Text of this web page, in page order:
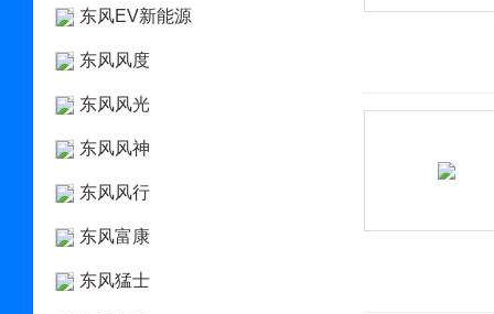
东风EV新能源
东风风度
东风风光
东风风神
东风风行
东风富康
东风猛士